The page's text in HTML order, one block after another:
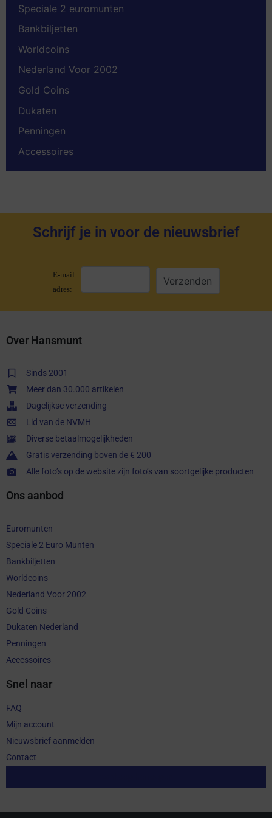
Speciale 2 euromunten
Bankbiljetten
Worldcoins
Nederland Voor 2002
Gold Coins
Dukaten
Penningen
Accessoires
Schrijf je in voor de nieuwsbrief
E-mail
adres:
Over Hansmunt
Sinds 2001
Meer dan 30.000 artikelen
Dagelijkse verzending
Lid van de NVMH
Diverse betaalmogelijkheden
Gratis verzending boven de € 200
Alle foto’s op de website zijn foto’s van soortgelijke producten
Ons aanbod
Euromunten
Speciale 2 Euro Munten
Bankbiljetten
Worldcoins
Nederland Voor 2002
Gold Coins
Dukaten Nederland
Penningen
Accessoires
Snel naar
FAQ
Mijn account
Nieuwsbrief aanmelden
Contact